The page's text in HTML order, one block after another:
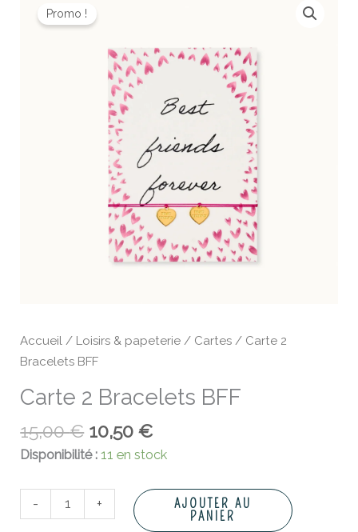
Promo !
Accueil / Loisirs & papeterie / Cartes / Carte 2
Bracelets BFF
Carte 2 Bracelets BFF
15,00€
prix
était :
15,00 €.
10,50€
est :
10,50 €.
Disponibilité : 11 en stock
- +
AJOUTER AU
PANIER